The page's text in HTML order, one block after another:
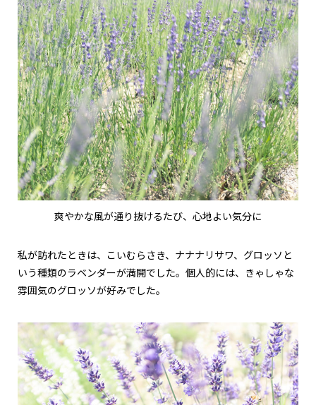
爽やかな風が通り抜けるたび、心地よい気分に
私が訪れたときは、こいむらさき、ナナナリサワ、グロッソと
いう種類のラベンダーが満開でした。個人的には、きゃしゃな
雰囲気のグロッソが好みでした。